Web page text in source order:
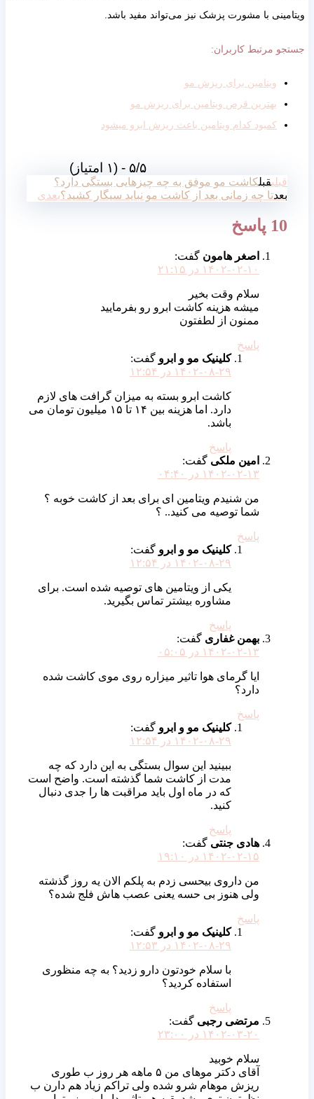
ویتامینی با مشورت پزشک نیز می‌تواند مفید باشد.
جستجو مرتبط کاربران:
ویتامین برای ریزش مو
بهترین قرص ویتامین برای ریزش مو
کمبود کدام ویتامین باعث ریزش ابرو میشود
۵/۵ - (۱ امتیاز)
قبلیقبلکاشت مو موفق به چه چیزهایی بستگی دارد؟
بعدتا چه زمانی بعد از کاشت مو نباید سیگار کشید؟بعدی
10 پاسخ
اصغر هامون گفت:
۱۴۰۲-۰۲-۱۰ در ۲۱:۱۵
سلام وقت بخیر
میشه هزینه کاشت ابرو رو بفرمایید
ممنون از لطفتون
پاسخ
کلینیک مو و ابرو گفت:
۱۴۰۲-۰۸-۲۹ در ۱۲:۵۴
کاشت ابرو بسته به میزان گرافت های لازم
دارد. اما هزینه بین ۱۴ تا ۱۵ میلیون تومان می
باشد.
پاسخ
امین ملکی گفت:
۱۴۰۲-۰۲-۱۳ در ۰۴:۴۰
من شنیدم ویتامین ای برای بعد از کاشت خوبه ؟
شما توصیه می کنید.. ؟
پاسخ
کلینیک مو و ابرو گفت:
۱۴۰۲-۰۸-۲۹ در ۱۲:۵۴
یکی از ویتامین های توصیه شده است. برای
مشاوره بیشتر تماس بگیرید.
پاسخ
بهمن غفاری گفت:
۱۴۰۲-۰۲-۱۳ در ۰۵:۰۵
ایا گرمای هوا تاثیر میزاره روی موی کاشت شده
دارد؟
پاسخ
کلینیک مو و ابرو گفت:
۱۴۰۲-۰۸-۲۹ در ۱۲:۵۴
ببینید این سوال بستگی به این دارد که چه
مدت از کاشت شما گذشته است. واضح است
که در ماه اول باید مراقبت ها را جدی دنبال
کنید.
پاسخ
هادی جنتی گفت:
۱۴۰۲-۰۲-۱۵ در ۱۹:۱۰
من داروی بیحسی زدم به پلکم الان یه روز گذشته
ولی هنوز بی حسه یعنی عصب هاش فلج شده؟
پاسخ
کلینیک مو و ابرو گفت:
۱۴۰۲-۰۸-۲۹ در ۱۲:۵۳
با سلام خودتون دارو زدید؟ به چه منظوری
استفاده کردید؟
پاسخ
مرتضی رجبی گفت:
۱۴۰۲-۰۳-۲۰ در ۲۳:۰۰
سلام خوبید
آقای دکتر موهای من ۵ ماهه هر روز ب طوری
ریزش موهام شرو شده ولی تراکم زیاد هم دارن ب